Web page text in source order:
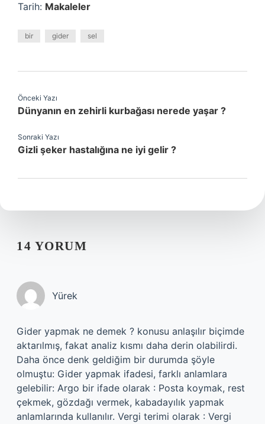
Tarih: Makaleler
bir gider sel
Önceki Yazı
Dünyanın en zehirli kurbağası nerede yaşar ?
Sonraki Yazı
Gizli şeker hastalığına ne iyi gelir ?
14 YORUM
Yürek
Gider yapmak ne demek ? konusu anlaşılır biçimde
aktarılmış, fakat analiz kısmı daha derin olabilirdi.
Daha önce denk geldiğim bir durumda şöyle
olmuştu: Gider yapmak ifadesi, farklı anlamlara
gelebilir: Argo bir ifade olarak : Posta koymak, rest
çekmek, gözdağı vermek, kabadayılık yapmak
anlamlarında kullanılır. Vergi terimi olarak : Vergi